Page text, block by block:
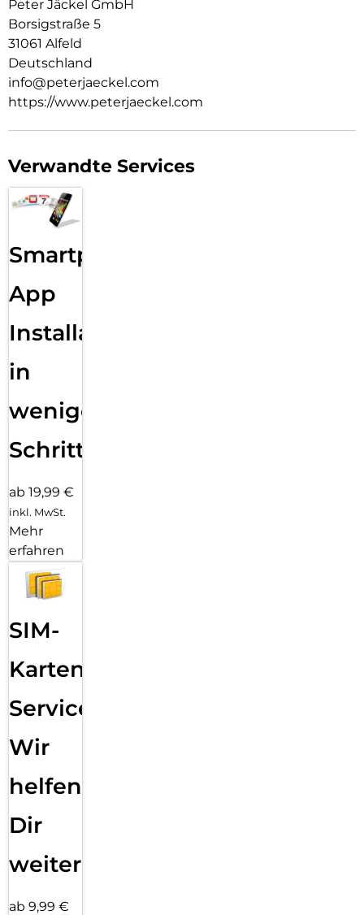
Peter Jäckel GmbH
Borsigstraße 5
31061 Alfeld
Deutschland
info@peterjaeckel.com
https://www.peterjaeckel.com
Verwandte Services
Smartphone
App
Installation
in
wenigen
Schritten
ab 19,99 €
inkl. MwSt.
Mehr
erfahren
SIM-
Karten
Service:
Wir
helfen
Dir
weiter
ab 9,99 €